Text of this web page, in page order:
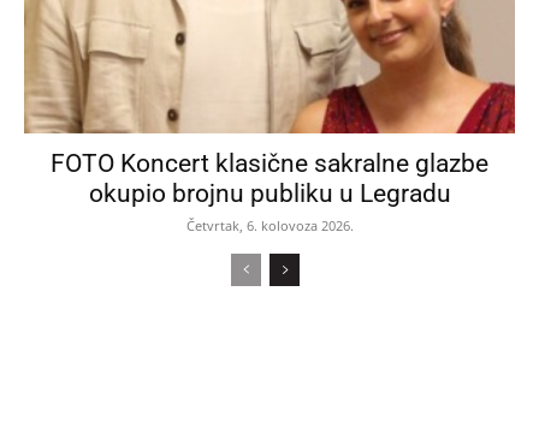
FOTO Koncert klasične sakralne glazbe
okupio brojnu publiku u Legradu
Četvrtak, 6. kolovoza 2026.